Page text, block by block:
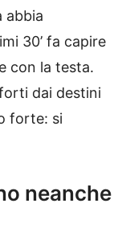
abbia
30’ fa capire
con la testa.
dai destini
forte: si
neanche